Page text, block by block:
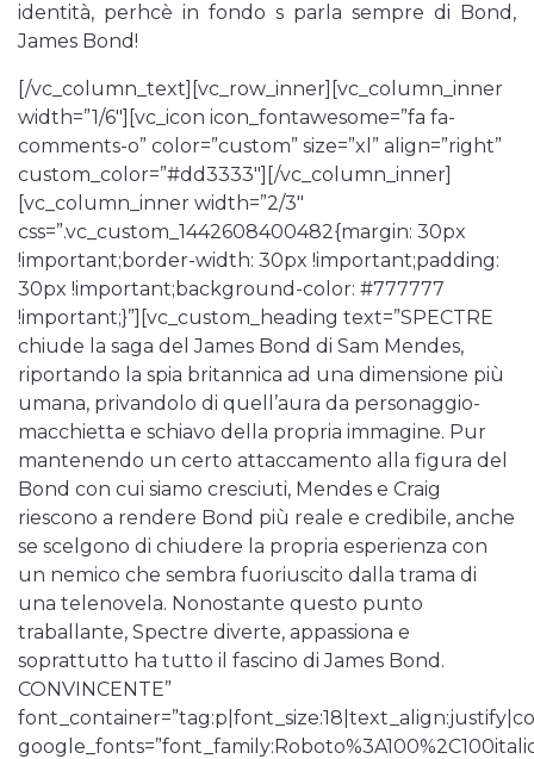
identità, perhcè in fondo s parla sempre di Bond,
James Bond!
[/vc_column_text][vc_row_inner][vc_column_inner
width=”1/6″][vc_icon icon_fontawesome=”fa fa-
comments-o” color=”custom” size=”xl” align=”right”
custom_color=”#dd3333″][/vc_column_inner]
[vc_column_inner width=”2/3″
css=”.vc_custom_1442608400482{margin: 30px
!important;border-width: 30px !important;padding:
30px !important;background-color: #777777
!important;}”][vc_custom_heading text=”SPECTRE
chiude la saga del James Bond di Sam Mendes,
riportando la spia britannica ad una dimensione più
umana, privandolo di quell’aura da personaggio-
macchietta e schiavo della propria immagine. Pur
mantenendo un certo attaccamento alla figura del
Bond con cui siamo cresciuti, Mendes e Craig
riescono a rendere Bond più reale e credibile, anche
se scelgono di chiudere la propria esperienza con
un nemico che sembra fuoriuscito dalla trama di
una telenovela. Nonostante questo punto
traballante, Spectre diverte, appassiona e
soprattutto ha tutto il fascino di James Bond.
CONVINCENTE”